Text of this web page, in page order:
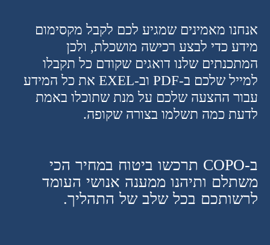
אנחנו מאמינים שמגיע לכם לקבל מקסימום
מידע כדי לבצע רכישה מושכלת, ולכן
המתכנתים שלנו דואגים שקודם כל תקבלו
למייל שלכם ב-PDF וב-EXEL את כל המידע
עבור ההצעה שלכם על מנת שתוכלו באמת
לדעת כמה תשלמו בצורה שקופה.
ב-COPO תרכשו ביטוח במחיר הכי
משתלם ותיהנו ממענה אנושי העומד
לרשותכם בכל שלב של התהליך.